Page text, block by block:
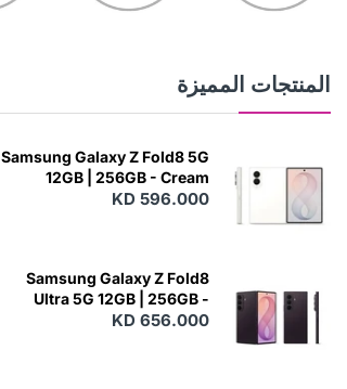
المنتجات المميزة
Samsung Galaxy Z Fold8 5G
12GB | 256GB - Cream
KD 596.000
Samsung Galaxy Z Fold8
Ultra 5G 12GB | 256GB -
Violet Shadow
KD 656.000